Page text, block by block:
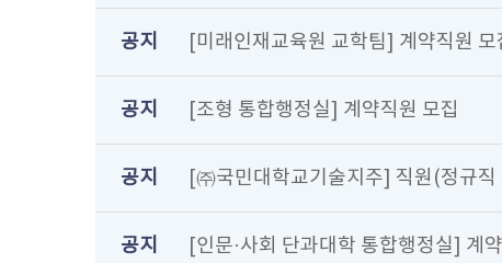
공지 [미래인재교육원 교학팀] 계약직원 모
공지 [조형 통합행정실] 계약직원 모집
공지 [㈜국민대학교기술지주] 직원(정규
공지 [인문·사회 단과대학 통합행정실] 계